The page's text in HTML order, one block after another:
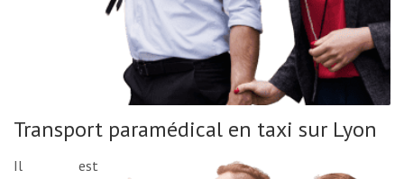
Transport paramédical en taxi sur Lyon
Il est